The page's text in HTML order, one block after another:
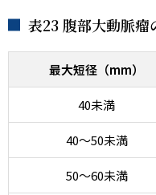
表23 腹部大動脈瘤
最大短径（mm）
40未満
40～50未満
50～60未満